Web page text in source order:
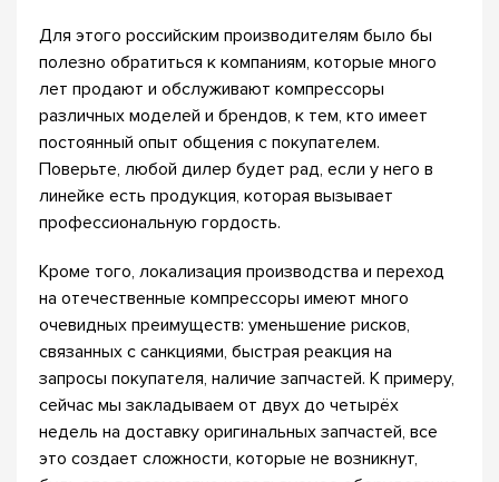
Для этого российским производителям было бы
полезно обратиться к компаниям, которые много
лет продают и обслуживают компрессоры
различных моделей и брендов, к тем, кто имеет
постоянный опыт общения с покупателем.
Поверьте, любой дилер будет рад, если у него в
линейке есть продукция, которая вызывает
профессиональную гордость.
Кроме того, локализация производства и переход
на отечественные компрессоры имеют много
очевидных преимуществ: уменьшение рисков,
связанных с санкциями, быстрая реакция на
запросы покупателя, наличие запчастей. К примеру,
сейчас мы закладываем от двух до четырёх
недель на доставку оригинальных запчастей, все
это создает сложности, которые не возникнут,